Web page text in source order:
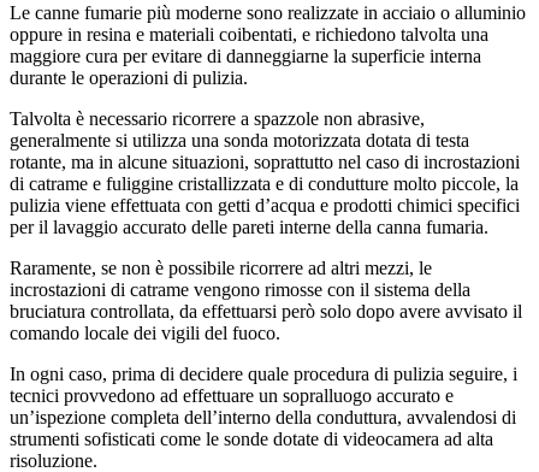
Le canne fumarie più moderne sono realizzate in acciaio o alluminio
oppure in resina e materiali coibentati, e richiedono talvolta una
maggiore cura per evitare di danneggiarne la superficie interna
durante le operazioni di pulizia.
Talvolta è necessario ricorrere a spazzole non abrasive,
generalmente si utilizza una sonda motorizzata dotata di testa
rotante, ma in alcune situazioni, soprattutto nel caso di incrostazioni
di catrame e fuliggine cristallizzata e di condutture molto piccole, la
pulizia viene effettuata con getti d’acqua e prodotti chimici specifici
per il lavaggio accurato delle pareti interne della canna fumaria.
Raramente, se non è possibile ricorrere ad altri mezzi, le
incrostazioni di catrame vengono rimosse con il sistema della
bruciatura controllata, da effettuarsi però solo dopo avere avvisato il
comando locale dei vigili del fuoco.
In ogni caso, prima di decidere quale procedura di pulizia seguire, i
tecnici provvedono ad effettuare un sopralluogo accurato e
un’ispezione completa dell’interno della conduttura, avvalendosi di
strumenti sofisticati come le sonde dotate di videocamera ad alta
risoluzione.